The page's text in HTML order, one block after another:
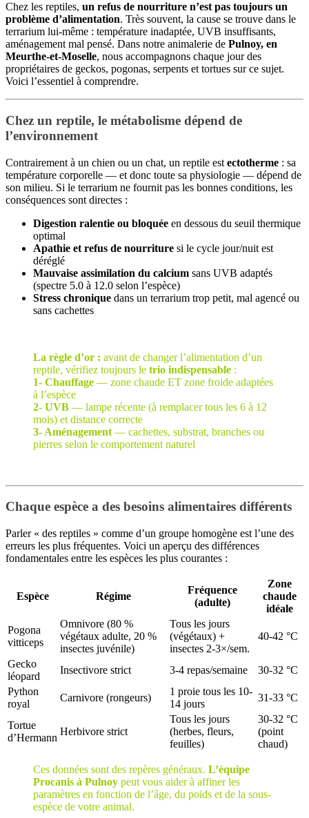
Chez les reptiles, un refus de nourriture n’est pas toujours un
problème d’alimentation. Très souvent, la cause se trouve dans le
terrarium lui-même : température inadaptée, UVB insuffisants,
aménagement mal pensé. Dans notre animalerie de Pulnoy, en
Meurthe-et-Moselle, nous accompagnons chaque jour des
propriétaires de geckos, pogonas, serpents et tortues sur ce sujet.
Voici l’essentiel à comprendre.
Chez un reptile, le métabolisme dépend de
l’environnement
Contrairement à un chien ou un chat, un reptile est ectotherme : sa
température corporelle — et donc toute sa physiologie — dépend de
son milieu. Si le terrarium ne fournit pas les bonnes conditions, les
conséquences sont directes :
Digestion ralentie ou bloquée en dessous du seuil thermique
optimal
Apathie et refus de nourriture si le cycle jour/nuit est
déréglé
Mauvaise assimilation du calcium sans UVB adaptés
(spectre 5.0 à 12.0 selon l’espèce)
Stress chronique dans un terrarium trop petit, mal agencé ou
sans cachettes
La règle d’or : avant de changer l’alimentation d’un
reptile, vérifiez toujours le trio indispensable :
1- Chauffage — zone chaude ET zone froide adaptées
à l’espèce
2- UVB — lampe récente (à remplacer tous les 6 à 12
mois) et distance correcte
3- Aménagement — cachettes, substrat, branches ou
pierres selon le comportement naturel
Chaque espèce a des besoins alimentaires différents
Parler « des reptiles » comme d’un groupe homogène est l’une des
erreurs les plus fréquentes. Voici un aperçu des différences
fondamentales entre les espèces les plus courantes :
Espèce Régime
Fréquence
(adulte)
Zone
chaude
idéale
Pogona
vitticeps
Omnivore (80 %
végétaux adulte, 20 %
insectes juvénile)
Tous les jours
(végétaux) +
insectes 2-3×/sem.
40-42 °C
Gecko
léopard
Insectivore strict 3-4 repas/semaine
30-32 °C
Python
royal
Carnivore (rongeurs)
1 proie tous les 10-
14 jours
31-33 °C
Tortue
d’Hermann
Herbivore strict
Tous les jours
(herbes, fleurs,
feuilles)
30-32 °C
(point
chaud)
Ces données sont des repères généraux. L’équipe
Procanis à Pulnoy peut vous aider à affiner les
paramètres en fonction de l’âge, du poids et de la sous-
espèce de votre animal.